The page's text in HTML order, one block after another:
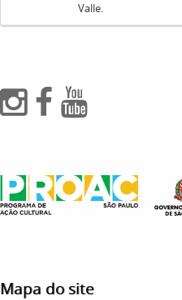
Valle.
Mapa do site